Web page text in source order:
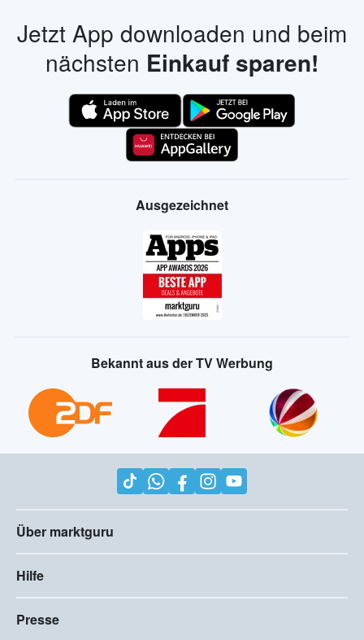
Jetzt App downloaden und beim
nächsten Einkauf sparen!
Ausgezeichnet
Bekannt aus der TV Werbung
Über marktguru
Hilfe
Presse